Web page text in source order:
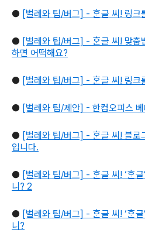
● [벌레와 팁/버그] - ᄒᆞᆫ글 씨! 링
● [벌레와 팁/버그] - ᄒᆞᆫ글 씨! 맞
하면 어떡해요?
● [벌레와 팁/버그] - ᄒᆞᆫ글 씨! 링
● [벌레와 팁/제안] - 한컴오피스
● [벌레와 팁/버그] - ᄒᆞᆫ글 씨! 블
입니다.
● [벌레와 팁/버그] - ᄒᆞᆫ글 씨!
니? 2
● [벌레와 팁/버그] - ᄒᆞᆫ글 씨!
니?